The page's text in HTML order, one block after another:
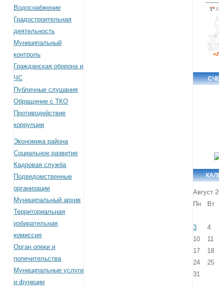
Водоснабжение
Градостроительная
деятельность
Муниципальный
контроль
Гражданская оборона и
ЧС
Публичные слушания
Обращение с ТКО
Противодействие
коррупции
Экономика района
Социальное развитие
Кадровая служба
Подведомственные
организации
Муниципальный архив
Территориальная
избирательная
комиссия
Орган опеки и
попечительства
Муниципальные услуги
и функции
Август
Пн
Вт
3
4
10
11
17
18
24
25
31